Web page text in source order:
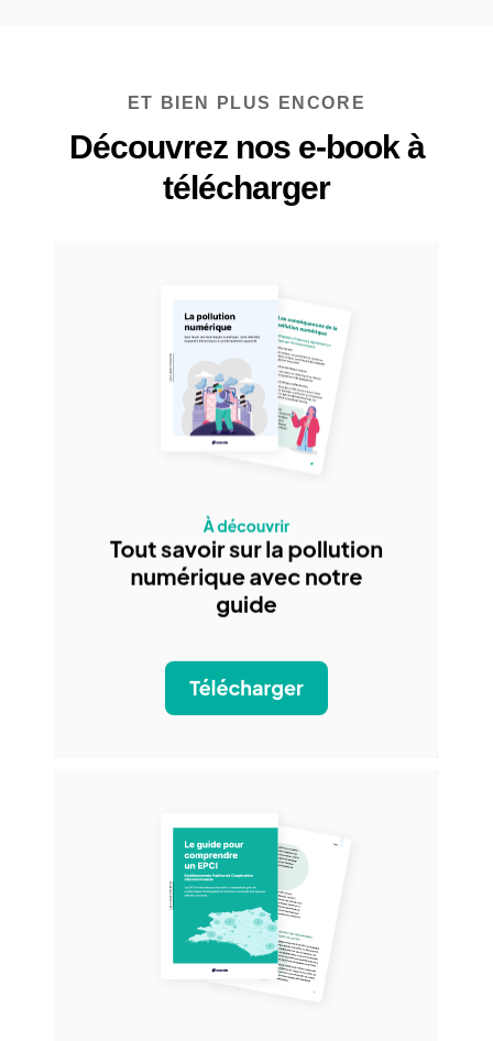
ET BIEN PLUS ENCORE
Découvrez nos e-book à
télécharger